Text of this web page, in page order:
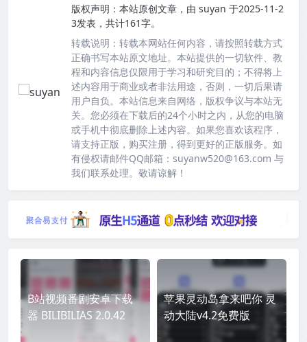
版权声明： 本站原创文章，由 suyan 于2025-11-2
3发表，共计161字。
转载说明： 转载本网站任何内容，请按照转载方式
正确书写本站原文地址。本站提供的一切软件、教
程和内容信息仅限用于学习和研究目的；不得将上
述内容用于商业或者非法用途，否则，一切后果请
用户自负。本站信息来自网络，版权争议与本站无
关。您必须在下载后的24个小时之内，从您的电脑
或手机中彻底删除上述内容。如果您喜欢该程序，
请支持正版，购买注册，得到更好的正版服务。如
有侵权请邮件QQ邮箱：suyanw520@163.com 与
我们联系处理。敬请谅解！
B站视频番剧安卓下载
器 BILIBILIAS 2.0.42
苹果灵动岛拿来吧你 灵
动大陆v4.2免费版